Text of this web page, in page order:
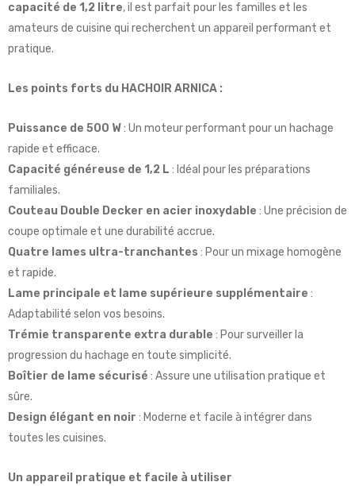
capacité de 1,2 litre, il est parfait pour les familles et les
amateurs de cuisine qui recherchent un appareil performant et
pratique.
Les points forts du HACHOIR ARNICA :
Puissance de 500 W: Un moteur performant pour un hachage
rapide et efficace.
Capacité généreuse de 1,2 L : Idéal pour les préparations
familiales.
Couteau Double Decker en acier inoxydable : Une précision de
coupe optimale et une durabilité accrue.
Quatre lames ultra-tranchantes : Pour un mixage homogène
et rapide.
Lame principale et lame supérieure supplémentaire :
Adaptabilité selon vos besoins.
Trémie transparente extra durable : Pour surveiller la
progression du hachage en toute simplicité.
Boîtier de lame sécurisé : Assure une utilisation pratique et
sûre.
Design élégant en noir : Moderne et facile à intégrer dans
toutes les cuisines.
Un appareil pratique et facile à utiliser